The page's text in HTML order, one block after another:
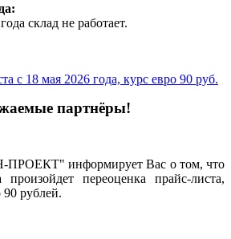
склад не работает.
с 18 мая 2026 года, курс евро 90 руб.
партнёры!
информирует Вас о том, что
переоценка прайс-листа,
рублей.